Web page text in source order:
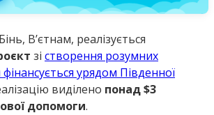
В’єтнам, реалізується
зі створення розумних
урядом Південної
виділено понад $3
допомоги.